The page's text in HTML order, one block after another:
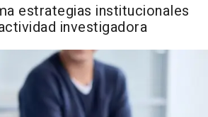
estrategias institucionales
investigadora